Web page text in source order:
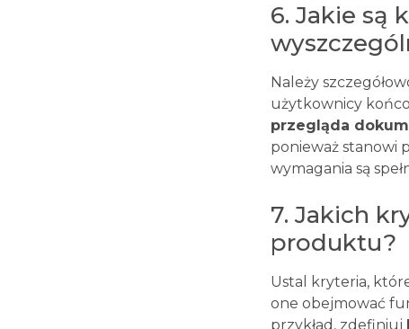
6. Jakie są
Należy
użytkownicy
przegląda
ponieważ stanowi
wymagania są
7. Jakich
produktu?
Ustal kryteria,
one obejmować
przykład, zdefiniuj